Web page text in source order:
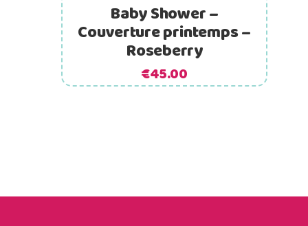
Baby Shower –
Couverture printemps –
Roseberry
€45.00